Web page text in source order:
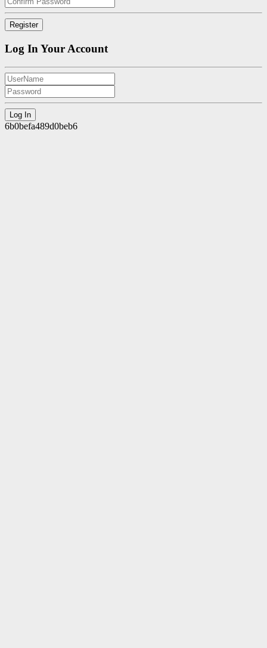
Log In Your Account
6b0befa489d0beb6